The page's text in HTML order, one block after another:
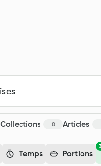
Collections 8 Articles
3
Temps Portions